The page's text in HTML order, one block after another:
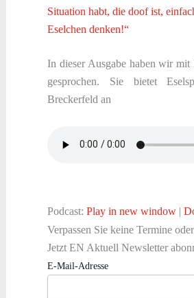
Situation habt, die doof ist,
Eselchen denken!“
In dieser Ausgabe haben wir mit
gesprochen. Sie bietet
Breckerfeld an
Podcast: Play in new window|
Verpassen Sie keine Termine
Jetzt EN Aktuell Newsletter
E-Mail-Adresse